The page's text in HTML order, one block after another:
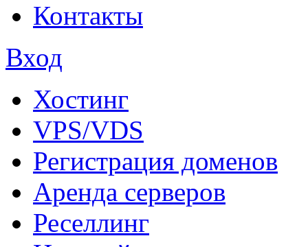
Контакты
Вход
Хостинг
VPS/VDS
Регистрация доменов
Аренда серверов
Реселлинг